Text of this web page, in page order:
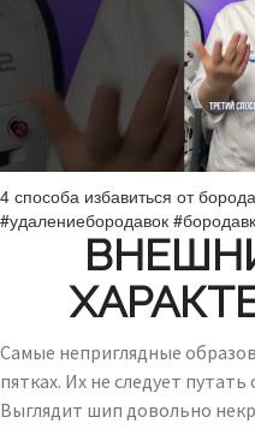
4 способа избавиться от
#удалениебородавок
Самые неприглядные
пятках. Их не следует
Выглядит шип довольно